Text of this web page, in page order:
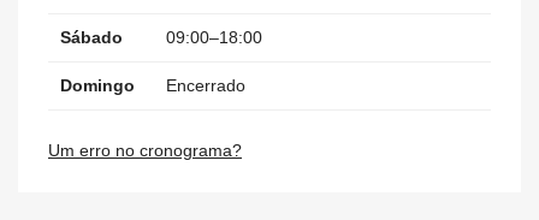
Sábado 09:00–18:00
Domingo Encerrado
Um erro no cronograma?